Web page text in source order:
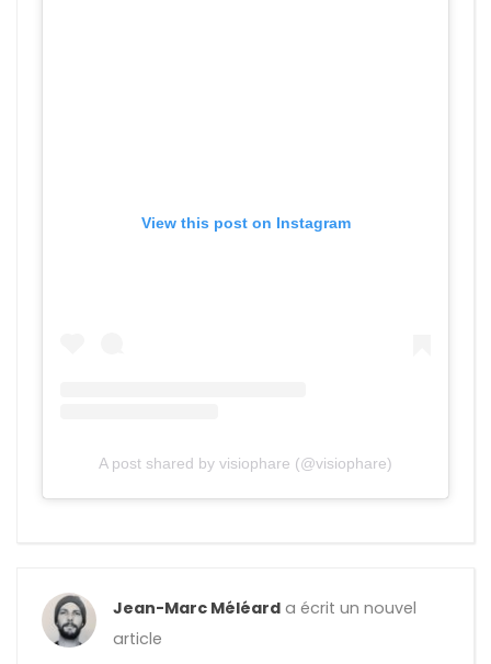
View this post on Instagram
A post shared by visiophare (@visiophare)
Jean-Marc Méléard a écrit un nouvel
article